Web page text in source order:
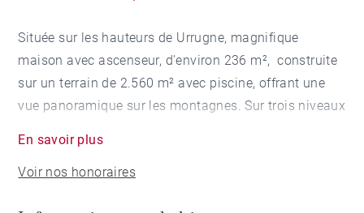
Située sur les hauteurs de Urrugne, magnifique
maison avec ascenseur, d'environ 236 m², construite
sur un terrain de 2.560 m² avec piscine, offrant une
vue panoramique sur les montagnes. Sur trois niveaux
salle à manger, d'une cuisine équipée, de cinq
chambres et d'un grand sous-sol avec cave, atelier et
En savoir plus
Voir nos honoraires